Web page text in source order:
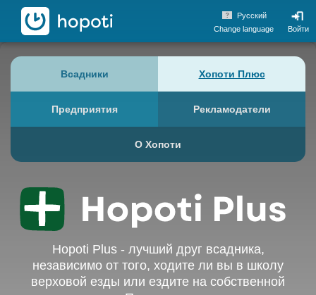
hopoti
Войти
Pусский
Change language
Всадники Хопоти Плюс
Предприятия Рекламодатели
О Хопоти
Hopoti Plus - лучший друг всадника,
независимо от того, ходите ли вы в школу
верховой езды или ездите на собственной